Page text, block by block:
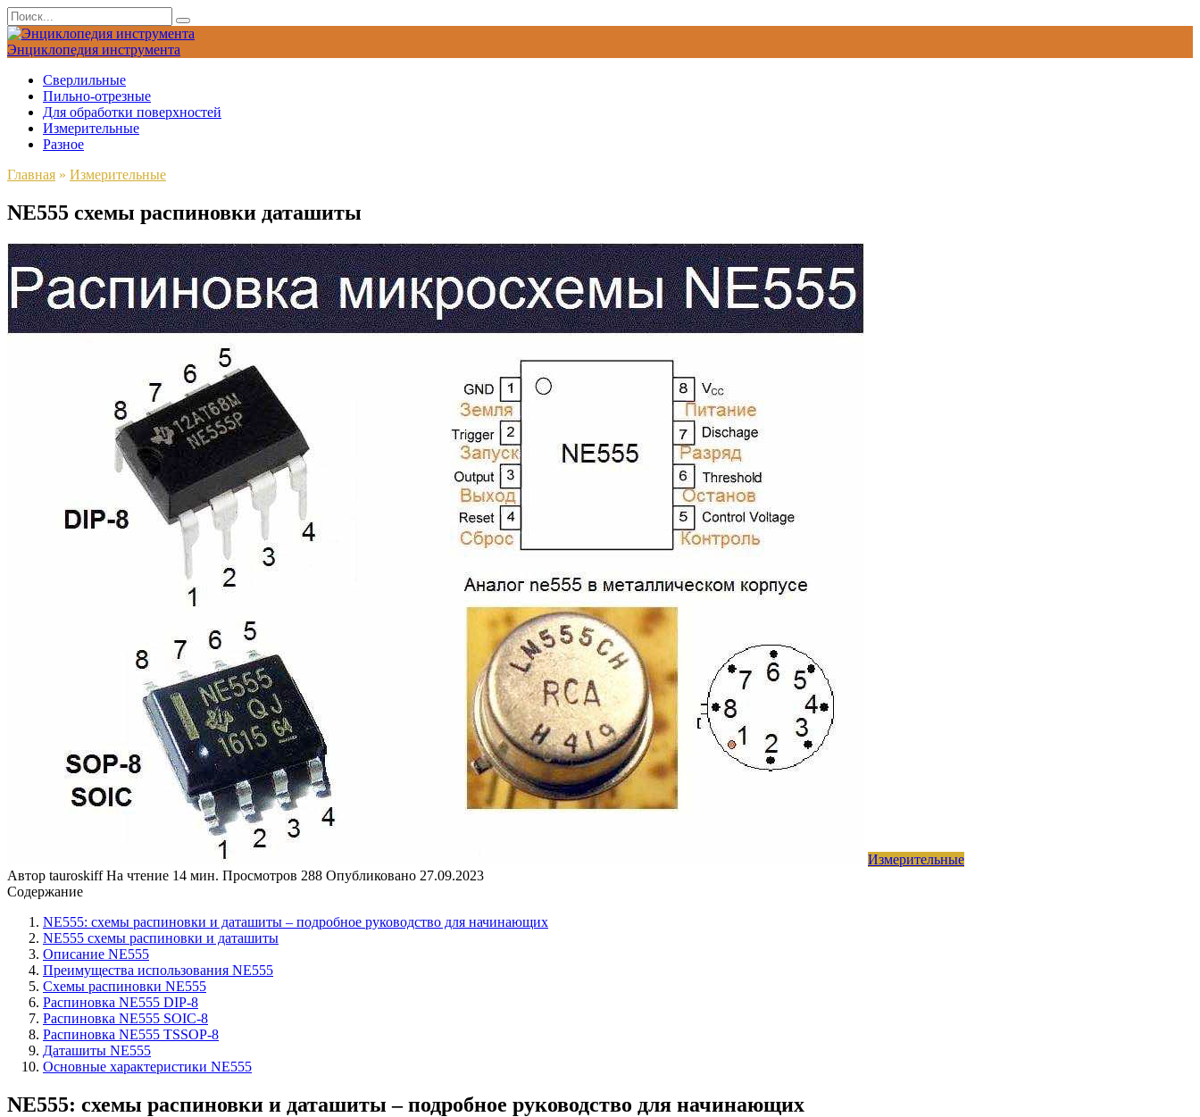
Перейти
к
содержанию
Search
for:
Энциклопедия инструмента
Сверлильные
Пильно-отрезные
Для обработки поверхностей
Измерительные
Разное
Главная » Измерительные
NE555 схемы распиновки даташиты
Измерительные
Автор tauroskiff На чтение 14 мин. Просмотров 288 Опубликовано 27.09.2023
Содержание
NE555: схемы распиновки и даташиты – подробное руководство для начинающих
NE555 схемы распиновки и даташиты
Описание NE555
Преимущества использования NE555
Схемы распиновки NE555
Распиновка NE555 DIP-8
Распиновка NE555 SOIC-8
Распиновка NE555 TSSOP-8
Даташиты NE555
Основные характеристики NE555
NE555: схемы распиновки и даташиты – подробное руководство для начинающих